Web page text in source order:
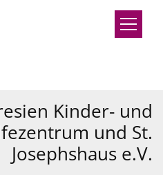
Kinder- und
und St.
Josephshaus e.V.